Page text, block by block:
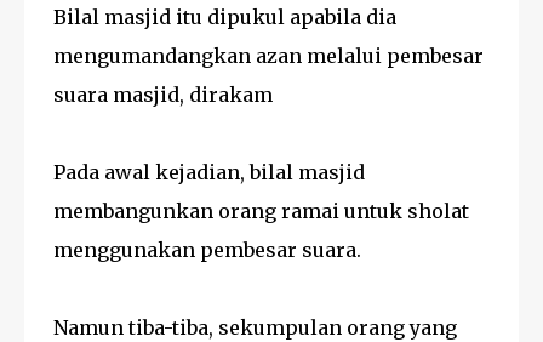
Bilal masjid itu dipukul apabila dia
mengumandangkan azan melalui pembesar
suara masjid, dirakam
Pada awal kejadian, bilal masjid
membangunkan orang ramai untuk sholat
menggunakan pembesar suara.
Namun tiba-tiba, sekumpulan orang yang